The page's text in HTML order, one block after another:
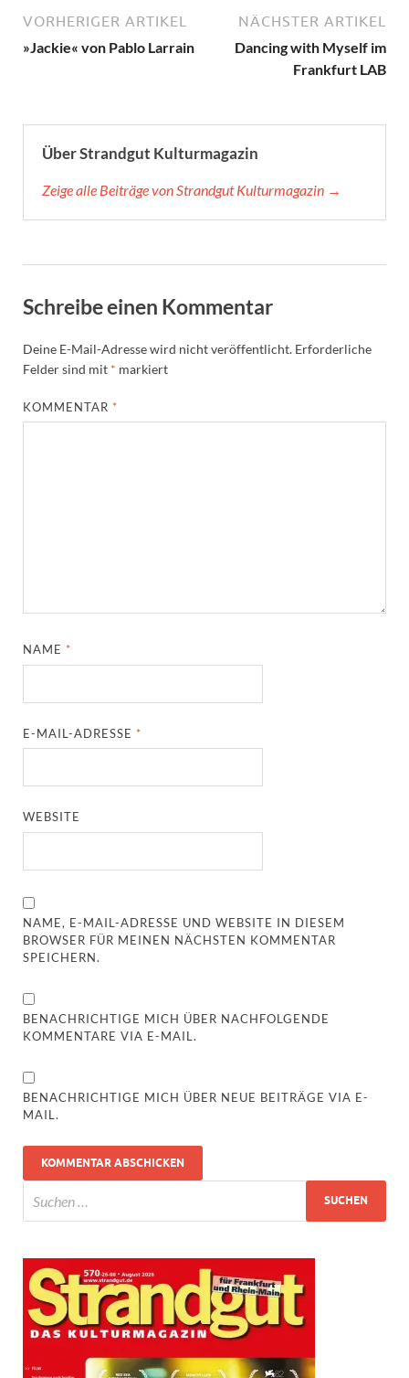
VORHERIGER ARTIKEL
»Jackie« von Pablo Larrain
NÄCHSTER ARTIKEL
Dancing with Myself im
Frankfurt LAB
Über Strandgut Kulturmagazin
Zeige alle Beiträge von Strandgut Kulturmagazin →
Schreibe einen Kommentar
Deine E-Mail-Adresse wird nicht veröffentlicht. Erforderliche
Felder sind mit * markiert
KOMMENTAR *
NAME *
E-MAIL-ADRESSE *
WEBSITE
NAME, E-MAIL-ADRESSE UND WEBSITE IN DIESEM
BROWSER FÜR MEINEN NÄCHSTEN KOMMENTAR
SPEICHERN.
BENACHRICHTIGE MICH ÜBER NACHFOLGENDE
KOMMENTARE VIA E-MAIL.
BENACHRICHTIGE MICH ÜBER NEUE BEITRÄGE VIA E-
MAIL.